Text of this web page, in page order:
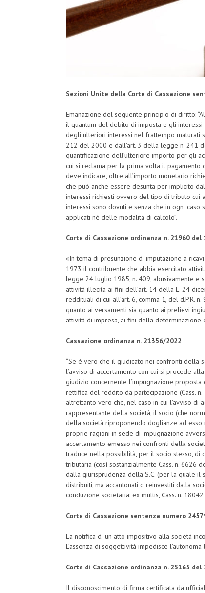
Sezioni Unite della Corte di Cassazione
Emanazione del seguente principio di diritto:
il quantum del debito di imposta e gli
degli ulteriori interessi nel frattempo maturati
212 del 2000 e dall’art. 3 della legge n. 241
quantificazione dell’ulteriore importo per gli
cui si reclama per la prima volta il pagamento
deve indicare, oltre all’importo monetario
che può anche essere desunta per implicito
interessi richiesti ovvero del tipo di tributo cui
interessi sono dovuti e senza che in ogni
applicati né delle modalità di calcolo”.
Corte di Cassazione ordinanza n. 21960 del
«In tema di presunzione di imputazione a
1973 il contribuente che abbia esercitato
legge 24 luglio 1985, n. 409, abusivamente e
attività illecita ai fini dell’art. 14 della L. 24
reddituali di cui all’art. 6, comma 1, del d.P.R.
quanto ai versamenti sia quanto ai prelievi
attività di impresa, ai fini della determinazione
Cassazione ordinanza n. 21356/2022
“Se è vero che il giudicato nei confronti della
l’avviso di accertamento con cui si procede
giudizio concernente l’impugnazione
rettifica del reddito da partecipazione (Cass.
altrettanto vero che, nel caso in cui l’avviso
rappresentante della società, il socio (che
della società riproponendo doglianze ad
proprie ragioni in sede di impugnazione
accertamento emesso nei confronti della
traduce nella possibilità, per il socio stesso, di
tributaria (così sostanzialmente Cass. n. 6626
dalla giurisprudenza della S.C. (per la quale il
distribuiti, ma accantonati o reinvestiti dalla
conduzione societaria: ex multis, Cass. n.
Corte di Cassazione sentenza numero
La notifica di un atto impositivo alla società
L’assenza di soggettività impedisce
Corte di Cassazione ordinanza n. 25165
Il disconoscimento di firma certificata da